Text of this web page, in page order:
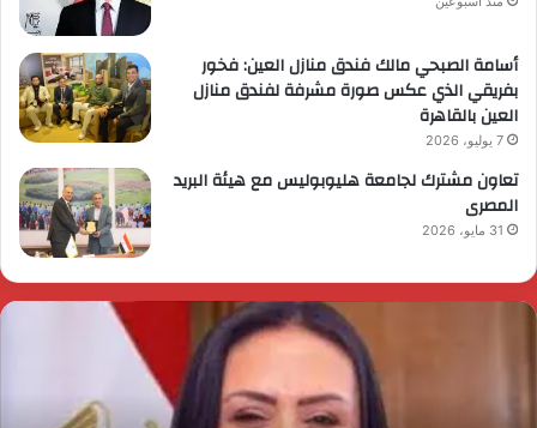
أسامة الصبحي مالك فندق منازل العين: فخور
بفريقي الذي عكس صورة مشرفة لفندق منازل
العين بالقاهرة
7 يوليو، 2026
تعاون مشترك لجامعة هليوبوليس مع هيئة البريد
المصرى
31 مايو، 2026
رئيس